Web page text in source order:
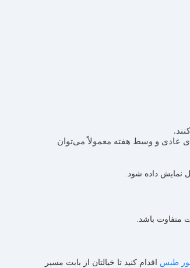
عادی و وسط هفته معمولاً می‌توان
نمایش داده شود.
متفاوت باشد.
طبس اقدام کنید تا خیالتان از بابت مسیر